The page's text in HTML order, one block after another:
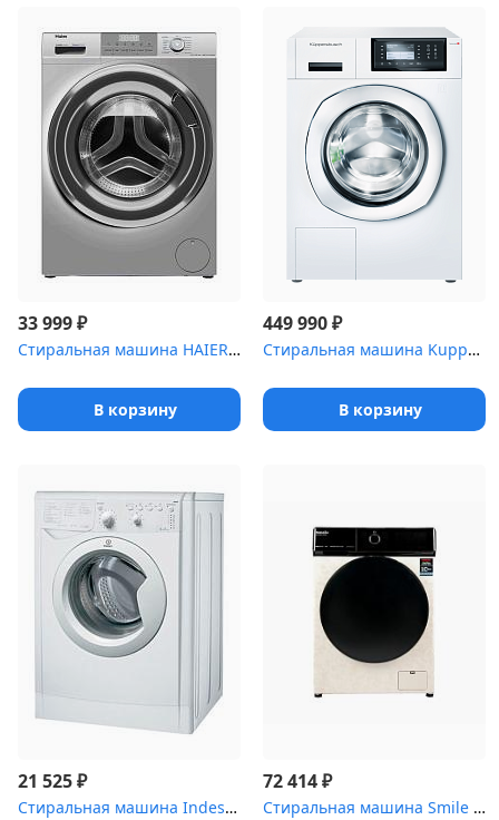
33 999₽
Стиральная машина HAIER HW60-BP12929BSE
В корзину
449 990₽
Стиральная машина Kuppersbusch W 40.0 W белая
В корзину
21 525₽
Стиральная машина Indesit IWUB 4105 (4кг,1000об.33см)
72 414₽
Стиральная машина Smile SWMSW12MB1400 Бежевый-черный